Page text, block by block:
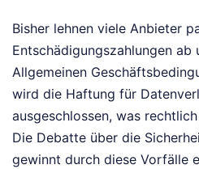
Bisher lehnen viele Anbieter
Entschädigungszahlungen ab
Allgemeinen
wird die Haftung für
ausgeschlossen, was
Die Debatte über die
gewinnt durch diese Vorfälle